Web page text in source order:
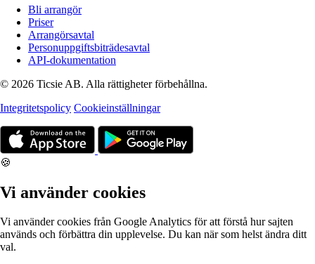
Bli arrangör
Priser
Arrangörsavtal
Personuppgiftsbiträdesavtal
API-dokumentation
© 2026 Ticsie AB. Alla rättigheter förbehållna.
Integritetspolicy Cookieinställningar
🍪
Vi använder cookies
Vi använder cookies från Google Analytics för att förstå hur sajten
används och förbättra din upplevelse. Du kan när som helst ändra ditt
val.